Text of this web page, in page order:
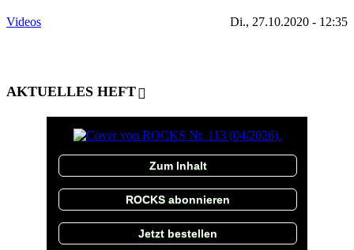
Videos Di., 27.10.2020 - 12:35
AKTUELLES HEFT
Zum Inhalt
ROCKS abonnieren
Jetzt bestellen